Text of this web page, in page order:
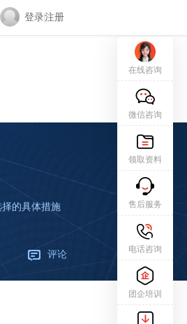
登录|注册
的具体措施
评论
在线咨询
微信咨询
领取资料
售后服务
电话咨询
团企培训